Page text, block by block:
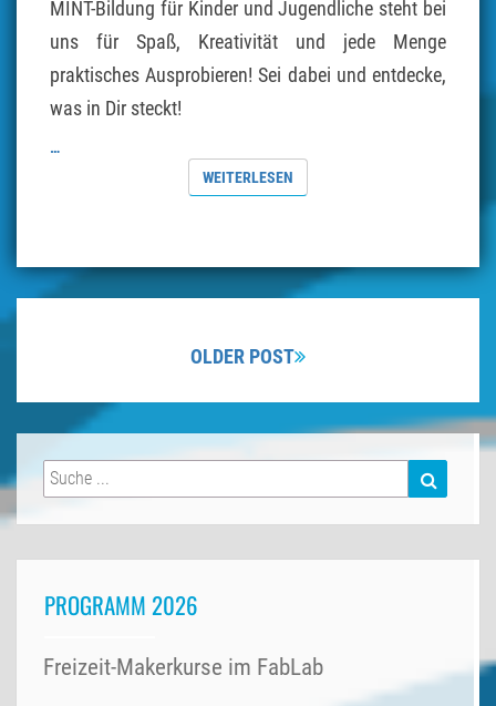
MINT-Bildung für Kinder und Jugendliche steht bei
uns für Spaß, Kreativität und jede Menge
praktisches Ausprobieren! Sei dabei und entdecke,
was in Dir steckt!
…
WEITERLESEN
Beitragsnavigation
OLDER POST
Suchen
nach:
PROGRAMM 2026
Freizeit-Makerkurse im FabLab